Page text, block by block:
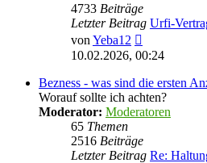
4733 Beiträge
Letzter Beitrag Urfi-
von Yeba12
Beitrag
10.02.2026, 00:24
Bezness - was sind die ersten
Worauf sollte ich achten?
Moderator: Moderatoren
65 Themen
2516 Beiträge
Letzter Beitrag Re: